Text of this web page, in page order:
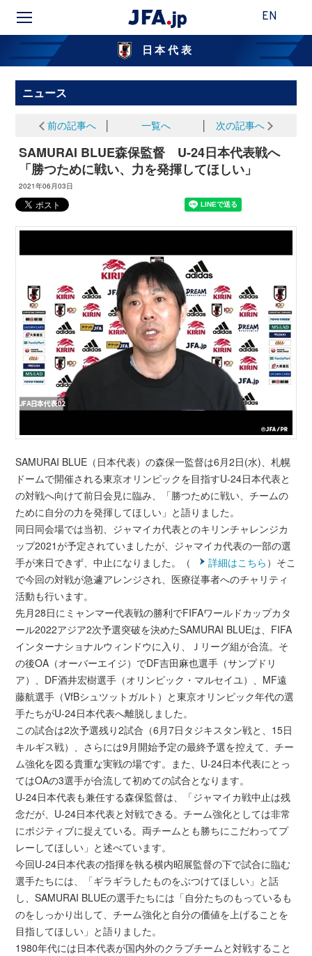
EN
日本代表
ニュース
前の記事へ 一覧へ 次の記事へ
SAMURAI BLUE森保監督 U-24日本代表戦へ
「勝つために戦い、力を発揮してほしい」
2021年06月03日
SAMURAI BLUE（日本代表）の森保一監督は6月2日(水)、札幌
ドームで開催される東京オリンピックを目指すU-24日本代表と
の対戦へ向けて前日会見に臨み、「勝つために戦い、チームの
ために自分の力を発揮してほしい」と語りました。
同日同会場では当初、ジャマイカ代表とのキリンチャレンジカ
ップ2021が予定されていましたが、ジャマイカ代表の一部の選
手が来日できず、中止になりました。（
詳細はこちら ）そこ
で今回の対戦が急遽アレンジされ、医療従事者へのチャリティ
活動も行います。
先月28日にミャンマー代表戦の勝利でFIFAワールドカップカタ
ール2022アジア2次予選突破を決めたSAMURAI BLUEは、FIFA
インターナショナルウィンドウに入り、Ｊリーグ組が合流。そ
の後OA（オーバーエイジ）でDF吉田麻也選手（サンプドリ
ア）、DF酒井宏樹選手（オリンピック・マルセイユ）、MF遠
藤航選手（VfBシュツットガルト）と東京オリンピック年代の選
手たちがU-24日本代表へ離脱しました。
この試合は2次予選残り2試合（6月7日タジキスタン戦と、15日
キルギス戦）、さらには9月開始予定の最終予選を控えて、チー
ム強化を図る貴重な実戦の場です。また、U-24日本代表にとっ
てはOAの3選手が合流して初めての試合となります。
U-24日本代表も兼任する森保監督は、「ジャマイカ戦中止は残
念だが、U-24日本代表と対戦できる。チーム強化としては非常
にポジティブに捉えている。両チームとも勝ちにこだわってプ
レーしてほしい」と述べています。
今回U-24日本代表の指揮を執る横内昭展監督の下で試合に臨む
選手たちには、「ギラギラしたものをぶつけてほしい」と話
し、SAMURAI BLUEの選手たちには「自分たちのもっているも
のをしっかり出して、チーム強化と自分の価値を上げることを
目指してほしい」と語りました。
1980年代には日本代表が国内外のクラブチームと対戦すること